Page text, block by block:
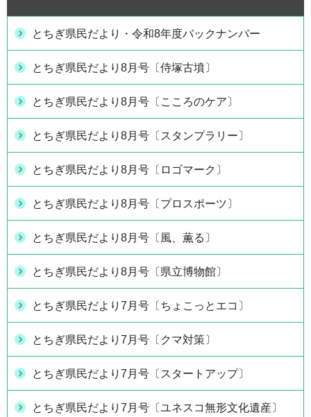
とちぎ県民だより・令和8年度バックナンバー
とちぎ県民だより8月号〔侍塚古墳〕
とちぎ県民だより8月号〔こころのケア〕
とちぎ県民だより8月号〔スタンプラリー〕
とちぎ県民だより8月号〔ロゴマーク〕
とちぎ県民だより8月号〔プロスポーツ〕
とちぎ県民だより8月号〔風、薫る〕
とちぎ県民だより8月号〔県立博物館〕
とちぎ県民だより7月号〔ちょこっとエコ〕
とちぎ県民だより7月号〔クマ対策〕
とちぎ県民だより7月号〔スタートアップ〕
とちぎ県民だより7月号〔ユネスコ無形文化遺産〕